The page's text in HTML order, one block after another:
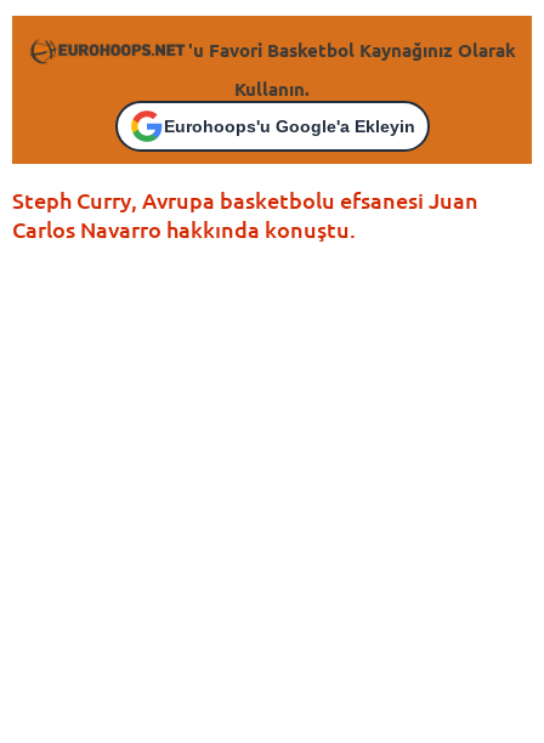
'u Favori Basketbol Kaynağınız Olarak
Kullanın.
Eurohoops'u Google'a Ekleyin
Steph Curry, Avrupa basketbolu efsanesi Juan
Carlos Navarro hakkında konuştu.